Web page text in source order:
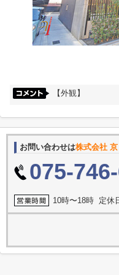
【外観】
お問い合わせは株式会社
075-
10時〜18時 定休